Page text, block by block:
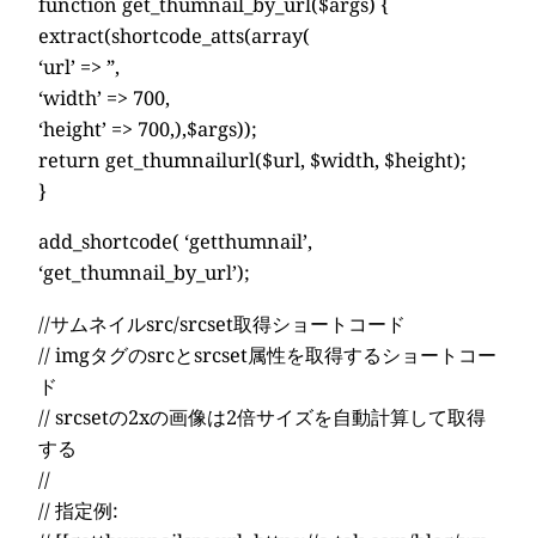
extract(shortcode_atts(array(
‘url’ => ”,
‘width’ => 700,
‘height’ => 700,),$args));
return get_thumnailurl($url, $width, $height);
}
add_shortcode( ‘getthumnail’,
‘get_thumnail_by_url’);
//サムネイルsrc/srcset取得ショートコード
// imgタグのsrcとsrcset属性を取得するショートコー
ド
// srcsetの2xの画像は2倍サイズを自動計算して取得
する
//
// 指定例: